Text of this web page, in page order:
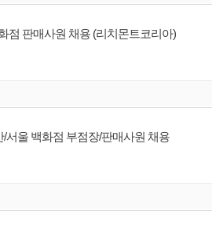
점 판매사원 채용 (리치몬트코리아)
서울 백화점 부점장/판매사원 채용